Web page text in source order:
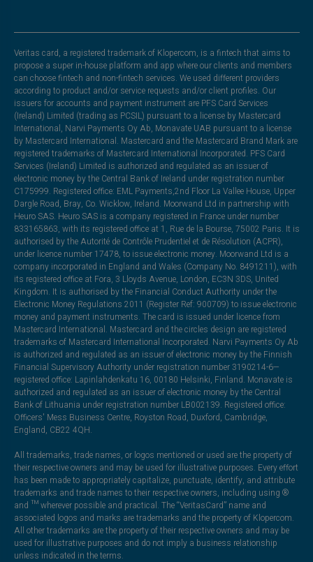
Veritas card, a registered trademark of Klopercom, is a fintech that aims to
propose a super in-house platform and app where our clients and members
can choose fintech and non-fintech services. We used different providers
according to product and/or service requests and/or client profiles. Our
issuers for accounts and payment instrument are PFS Card Services
(Ireland) Limited (trading as PCSIL) pursuant to a license by Mastercard
International, Narvi Payments Oy Ab, Monavate UAB pursuant to a license
by Mastercard International. Mastercard and the Mastercard Brand Mark are
registered trademarks of Mastercard International Incorporated. PFS Card
Services (Ireland) Limited is authorized and regulated as an issuer of
electronic money by the Central Bank of Ireland under registration number
C175999. Registered office: EML Payments,2nd Floor La Vallee House, Upper
Dargle Road, Bray, Co. Wicklow, Ireland. Moorwand Ltd in partnership with
Heuro SAS. Heuro SAS is a company registered in France under number
833165863, with its registered office at 1, Rue de la Bourse, 75002 Paris. It is
authorised by the Autorité de Contrôle Prudentiel et de Résolution (ACPR),
under licence number 17478, to issue electronic money. Moorwand Ltd is a
company incorporated in England and Wales (Company No. 8491211), with
its registered office at Fora, 3 Lloyds Avenue, London, EC3N 3DS, United
Kingdom. It is authorised by the Financial Conduct Authority under the
Electronic Money Regulations 2011 (Register Ref: 900709) to issue electronic
money and payment instruments. The card is issued under licence from
Mastercard International. Mastercard and the circles design are registered
trademarks of Mastercard International Incorporated. Narvi Payments Oy Ab
is authorized and regulated as an issuer of electronic money by the Finnish
Financial Supervisory Authority under registration number 3190214-6—
registered office: Lapinlahdenkatu 16, 00180 Helsinki, Finland. Monavate is
authorized and regulated as an issuer of electronic money by the Central
Bank of Lithuania under registration number LB002139. Registered office:
Officers' Mess Business Centre, Royston Road, Duxford, Cambridge,
England, CB22 4QH.
All trademarks, trade names, or logos mentioned or used are the property of
their respective owners and may be used for illustrative purposes. Every effort
has been made to appropriately capitalize, punctuate, identify, and attribute
trademarks and trade names to their respective owners, including using ®
and ™ wherever possible and practical. The “VeritasCard” name and
associated logos and marks are trademarks and the property of Klopercom.
All other trademarks are the property of their respective owners and may be
used for illustrative purposes and do not imply a business relationship
unless indicated in the terms.